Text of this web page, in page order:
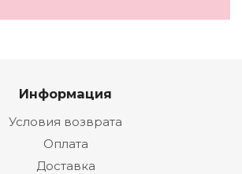
Информация
Условия возврата
Оплата
Доставка